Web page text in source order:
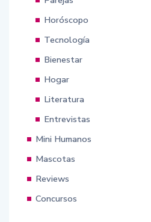
Horóscopo
Tecnología
Bienestar
Hogar
Literatura
Entrevistas
Mini Humanos
Mascotas
Reviews
Concursos